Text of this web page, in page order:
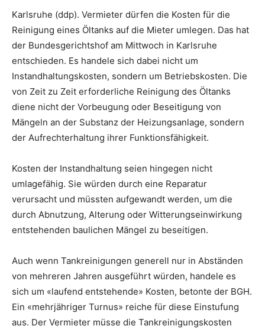
Karlsruhe (ddp). Vermieter dürfen die Kosten für die
Reinigung eines Öltanks auf die Mieter umlegen. Das hat
der Bundesgerichtshof am Mittwoch in Karlsruhe
entschieden. Es handele sich dabei nicht um
Instandhaltungskosten, sondern um Betriebskosten. Die
von Zeit zu Zeit erforderliche Reinigung des Öltanks
diene nicht der Vorbeugung oder Beseitigung von
Mängeln an der Substanz der Heizungsanlage, sondern
der Aufrechterhaltung ihrer Funktionsfähigkeit.
Kosten der Instandhaltung seien hingegen nicht
umlagefähig. Sie würden durch eine Reparatur
verursacht und müssten aufgewandt werden, um die
durch Abnutzung, Alterung oder Witterungseinwirkung
entstehenden baulichen Mängel zu beseitigen.
Auch wenn Tankreinigungen generell nur in Abständen
von mehreren Jahren ausgeführt würden, handele es
sich um «laufend entstehende» Kosten, betonte der BGH.
Ein «mehrjähriger Turnus» reiche für diese Einstufung
aus. Der Vermieter müsse die Tankreinigungskosten